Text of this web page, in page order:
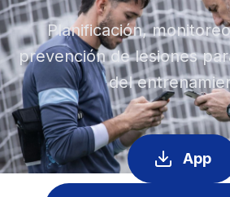
Planificación,
prevención de lesiones
del
App